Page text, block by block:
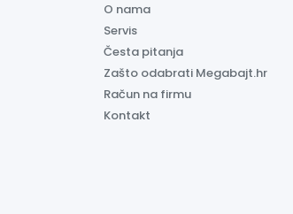
O nama
Servis
Česta pitanja
Zašto odabrati Megabajt.hr
Račun na firmu
Kontakt